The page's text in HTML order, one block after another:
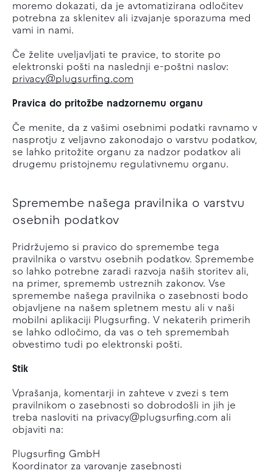
moremo dokazati, da je avtomatizirana odločitev
potrebna za sklenitev ali izvajanje sporazuma med
vami in nami.
Če želite uveljavljati te pravice, to storite po
elektronski pošti na naslednji e-poštni naslov:
privacy@plugsurfing.com
Pravica do pritožbe nadzornemu organu
Če menite, da z vašimi osebnimi podatki ravnamo v
nasprotju z veljavno zakonodajo o varstvu podatkov,
se lahko pritožite organu za nadzor podatkov ali
drugemu pristojnemu regulativnemu organu.
Spremembe našega pravilnika o varstvu
osebnih podatkov
Pridržujemo si pravico do spremembe tega
pravilnika o varstvu osebnih podatkov. Spremembe
so lahko potrebne zaradi razvoja naših storitev ali,
na primer, sprememb ustreznih zakonov. Vse
spremembe našega pravilnika o zasebnosti bodo
objavljene na našem spletnem mestu ali v naši
mobilni aplikaciji Plugsurfing. V nekaterih primerih
se lahko odločimo, da vas o teh spremembah
obvestimo tudi po elektronski pošti.
Stik
Vprašanja, komentarji in zahteve v zvezi s tem
pravilnikom o zasebnosti so dobrodošli in jih je
treba nasloviti na privacy@plugsurfing.com ali
objaviti na:
Plugsurfing GmbH
Koordinator za varovanje zasebnosti